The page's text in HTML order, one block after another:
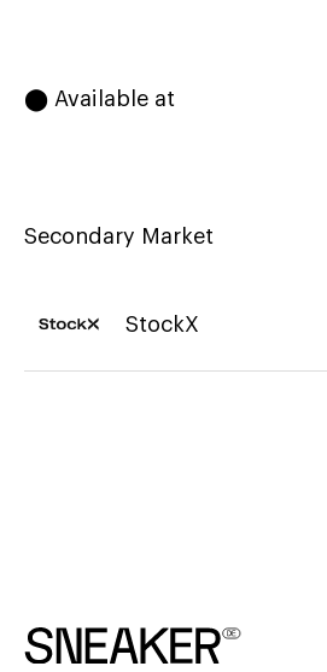
⬤ Available at
Secondary Market
StockX